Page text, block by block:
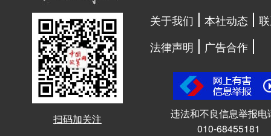
扫码加关注
关于我们 本社动态
法律声明
广告合作
违法和不良信息举报电
010-68455181